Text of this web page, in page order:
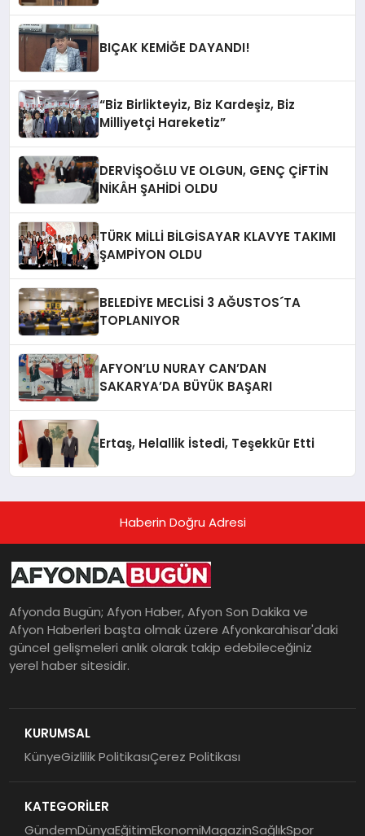
BIÇAK KEMİĞE DAYANDI!
“Biz Birlikteyiz, Biz Kardeşiz, Biz
Milliyetçi Hareketiz”
DERVİŞOĞLU VE OLGUN, GENÇ ÇİFTİN
NİKÂH ŞAHİDİ OLDU
TÜRK MİLLİ BİLGİSAYAR KLAVYE TAKIMI
ŞAMPİYON OLDU
BELEDİYE MECLİSİ 3 AĞUSTOS´TA
TOPLANIYOR
AFYON’LU NURAY CAN’DAN
SAKARYA’DA BÜYÜK BAŞARI
Ertaş, Helallik İstedi, Teşekkür Etti
Haberin Doğru Adresi
Afyonda Bugün; Afyon Haber, Afyon Son Dakika ve
Afyon Haberleri başta olmak üzere Afyonkarahisar'daki
güncel gelişmeleri anlık olarak takip edebileceğiniz
yerel haber sitesidir.
KURUMSAL
KünyeGizlilik PolitikasıÇerez Politikası
KATEGORİLER
GündemDünyaEğitimEkonomiMagazinSağlıkSpor